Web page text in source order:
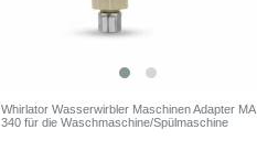
Whirlator Wasserwirbler Maschinen Adapter MA
340 für die Waschmaschine/Spülmaschine